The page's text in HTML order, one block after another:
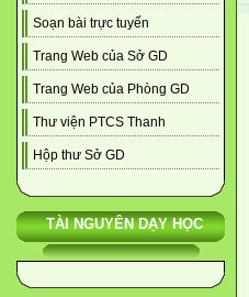
Soạn bài trực tuyến
Trang Web của Sở GD
Trang Web của Phòng GD
Thư viện PTCS Thanh
Hộp thư Sở GD
TÀI NGUYÊN DẠY HỌC